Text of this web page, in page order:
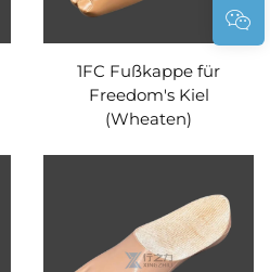
1FC Fußkappe für
Freedom's Kiel
(Wheaten)